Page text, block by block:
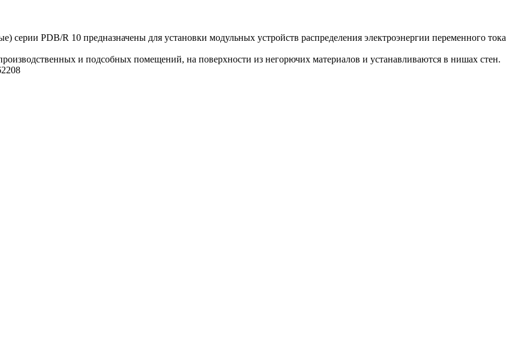
PDB/R 10 предназначены для установки модульных устройств распределения электроэнергии переменного тока
и подсобных помещений, на поверхности из негорючих материалов и устанавливаются в нишах стен.